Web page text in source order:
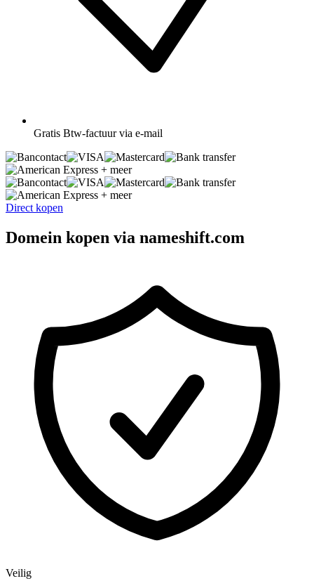
Gratis Btw-factuur via e-mail
+ meer
+ meer
Direct kopen
Domein kopen via nameshift.com
Veilig